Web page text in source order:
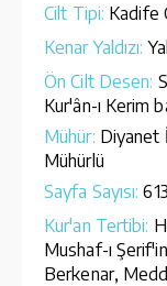
Cilt Tipi: Kadife
Kenar Yaldızı:
Ön Cilt Desen:
Kur'ân-ı Kerim
Mühür: Diyanet
Mühürlü
Sayfa Sayısı:
Kur'an Tertibi:
Mushaf-ı
Berkenar,